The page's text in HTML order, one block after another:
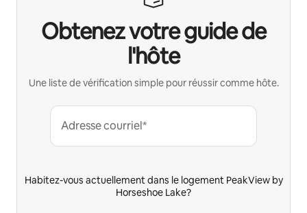
Obtenez votre guide de
l'hôte
Une liste de vérification simple pour réussir comme hôte.
Adresse courriel*
Habitez-vous actuellement dans le logement PeakView by
Horseshoe Lake?